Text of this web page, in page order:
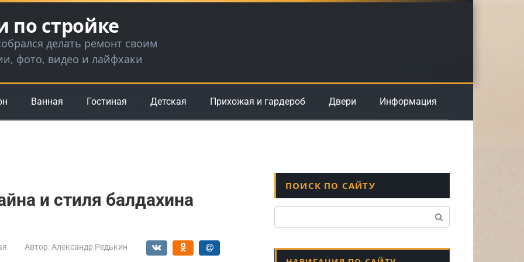
по стройке
делать ремонт своим
фото, видео и лайфхаки
Ванная Гостиная Детская Прихожая и гардероб Двери Информация
и стиля балдахина
Автор: Александр Редькин
ПОИСК ПО САЙТУ